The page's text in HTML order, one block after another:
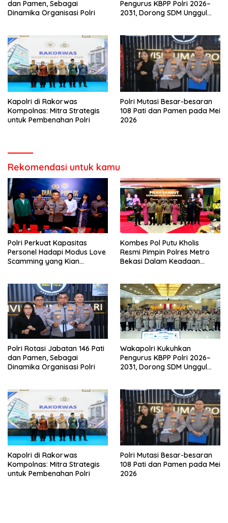
dan Pamen, Sebagai
Dinamika Organisasi Polri
Pengurus KBPP Polri 2026–
2031, Dorong SDM Unggul
Kapolri di Rakorwas
Kompolnas: Mitra Strategis
untuk Pembenahan Polri
Polri Mutasi Besar-besaran
108 Pati dan Pamen pada Mei
2026
Rekomendasi untuk kamu
Polri Perkuat Kapasitas
Personel Hadapi Modus Love
Scamming yang Kian
Kombes Pol Putu Kholis
Resmi Pimpin Polres Metro
Bekasi Dalam Keadaan
Polri Rotasi Jabatan 146 Pati
dan Pamen, Sebagai
Dinamika Organisasi Polri
Wakapolri Kukuhkan
Pengurus KBPP Polri 2026–
2031, Dorong SDM Unggul
Kapolri di Rakorwas
Kompolnas: Mitra Strategis
untuk Pembenahan Polri
Polri Mutasi Besar-besaran
108 Pati dan Pamen pada Mei
2026